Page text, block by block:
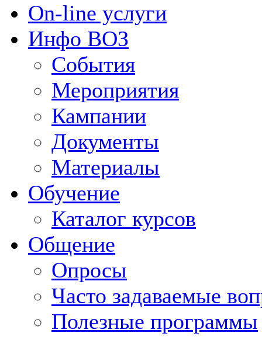
On-line услуги
Инфо ВОЗ
События
Мероприятия
Кампании
Документы
Материалы
Обучение
Каталог курсов
Общение
Опросы
Часто задаваемые
Полезные программы